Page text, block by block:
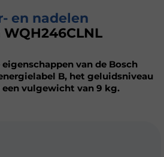
en nadelen
WQH246CLNL
van de Bosch
B, het geluidsniveau
een vulgewicht van 9 kg.